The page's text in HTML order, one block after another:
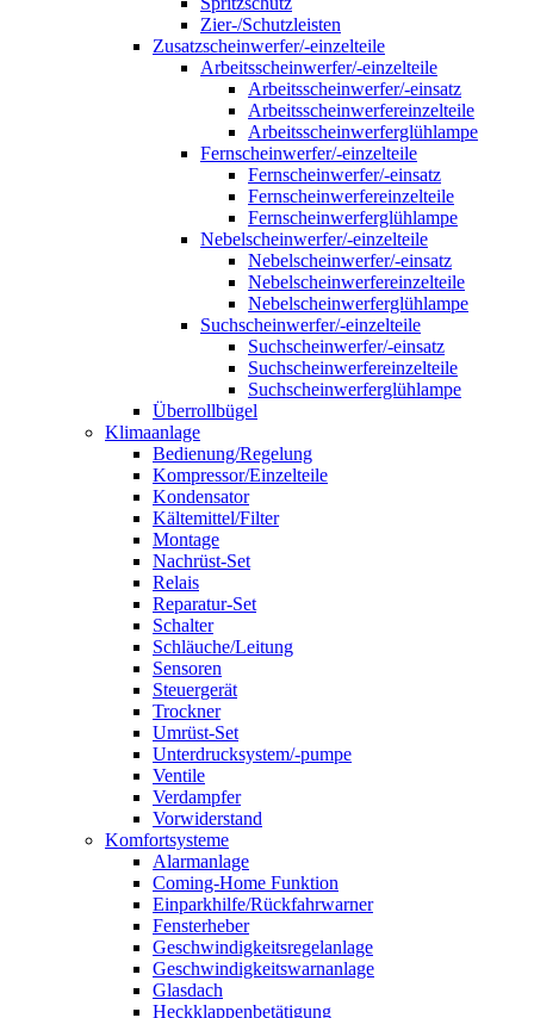
Zier-/Schutzleisten
Zusatzscheinwerfer/-einzelteile
Arbeitsscheinwerfer/-einzelteile
Arbeitsscheinwerfer/-einsatz
Arbeitsscheinwerfereinzelteile
Arbeitsscheinwerferglühlampe
Fernscheinwerfer/-einzelteile
Fernscheinwerfer/-einsatz
Fernscheinwerfereinzelteile
Fernscheinwerferglühlampe
Nebelscheinwerfer/-einzelteile
Nebelscheinwerfer/-einsatz
Nebelscheinwerfereinzelteile
Nebelscheinwerferglühlampe
Suchscheinwerfer/-einzelteile
Suchscheinwerfer/-einsatz
Suchscheinwerfereinzelteile
Suchscheinwerferglühlampe
Überrollbügel
Klimaanlage
Bedienung/Regelung
Kompressor/Einzelteile
Kondensator
Kältemittel/Filter
Montage
Nachrüst-Set
Relais
Reparatur-Set
Schalter
Schläuche/Leitung
Sensoren
Steuergerät
Trockner
Umrüst-Set
Unterdrucksystem/-pumpe
Ventile
Verdampfer
Vorwiderstand
Komfortsysteme
Alarmanlage
Coming-Home Funktion
Einparkhilfe/Rückfahrwarner
Fensterheber
Geschwindigkeitsregelanlage
Geschwindigkeitswarnanlage
Glasdach
Heckklappenbetätigung